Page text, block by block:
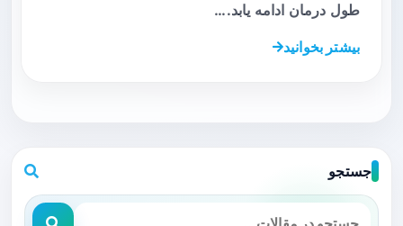
طول درمان ادامه یابد.…
بیشتر بخوانید
جستجو